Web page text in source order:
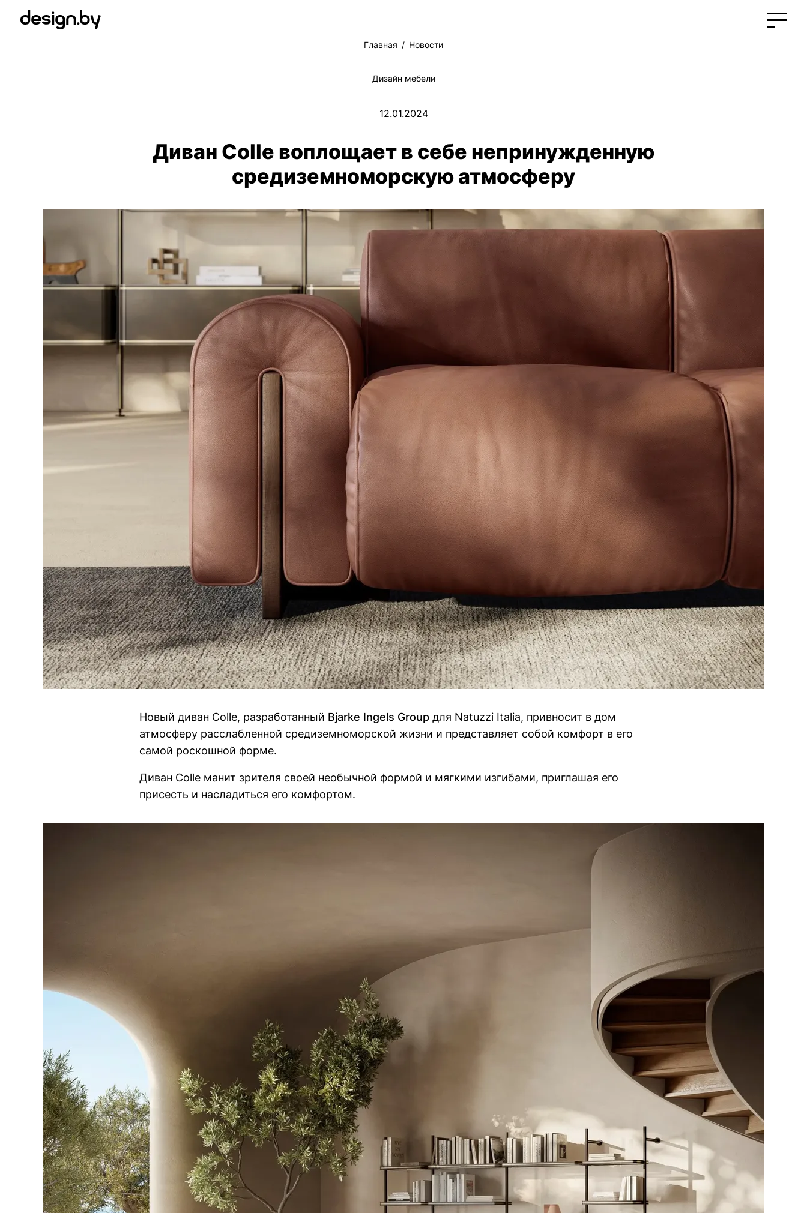
Главная Новости
Дизайн мебели
12.01.2024
Диван Colle воплощает в себе непринужденную
средиземноморскую атмосферу
Новый диван Colle, разработанный Bjarke Ingels Group (Открыть
в
для Natuzzi Italia, привносит в дом
атмосферу расслабленной средиземноморской жизни и представляет собой комфорт в его
самой роскошной форме.
Диван Colle манит зрителя своей необычной формой и мягкими изгибами, приглашая его
присесть и насладиться его комфортом.